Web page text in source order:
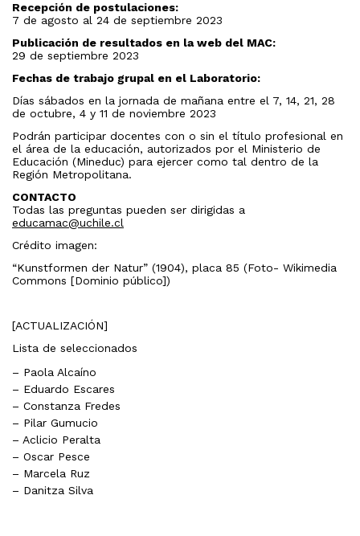
Recepción de postulaciones:
7 de agosto al 24 de septiembre 2023
Publicación de resultados en la web del MAC:
29 de septiembre 2023
Fechas de trabajo grupal en el Laboratorio:
Días sábados en la jornada de mañana entre el 7, 14, 21, 28
de octubre, 4 y 11 de noviembre 2023
Podrán participar docentes con o sin el título profesional en
el área de la educación, autorizados por el Ministerio de
Educación (Mineduc) para ejercer como tal dentro de la
Región Metropolitana.
CONTACTO
Todas las preguntas pueden ser dirigidas a
educamac@uchile.cl
Crédito imagen:
“Kunstformen der Natur” (1904), placa 85 (Foto- Wikimedia
Commons [Dominio público])
[ACTUALIZACIÓN]
Lista de seleccionados
– Paola Alcaíno
– Eduardo Escares
– Constanza Fredes
– Pilar Gumucio
– Aclicio Peralta
– Oscar Pesce
– Marcela Ruz
– Danitza Silva